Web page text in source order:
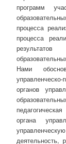
программ
процесса
процесса
Нами
органов
органа
деятельность,